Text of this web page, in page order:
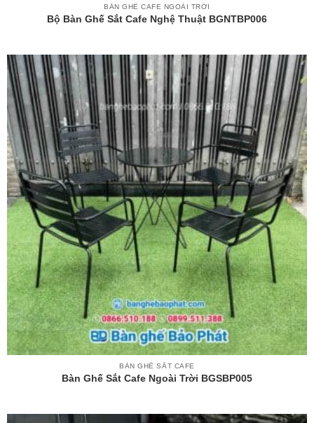
BÀN GHẾ CAFE NGOÀI TRỜI
Bộ Bàn Ghế Sắt Cafe Nghệ Thuật BGNTBP006
BÀN GHẾ SẮT CAFE
Bàn Ghế Sắt Cafe Ngoài Trời BGSBP005